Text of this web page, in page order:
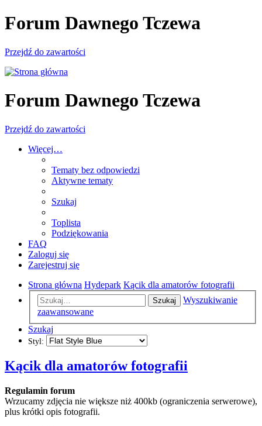
Forum Dawnego Tczewa
Przejdź do zawartości
Forum Dawnego Tczewa
Przejdź do zawartości
Więcej…
Tematy bez odpowiedzi
Aktywne tematy
Szukaj
Toplista
Podziękowania
FAQ
Zaloguj się
Zarejestruj się
Strona główna Hydepark Kącik dla amatorów fotografii
Szukaj
Wyszukiwanie
zaawansowane
Szukaj
Styl:
Kącik dla amatorów fotografii
Regulamin forum
Wrzucamy zdjęcia nie większe niż 400kb (ograniczenia serwerowe),
plus krótki opis fotografii.